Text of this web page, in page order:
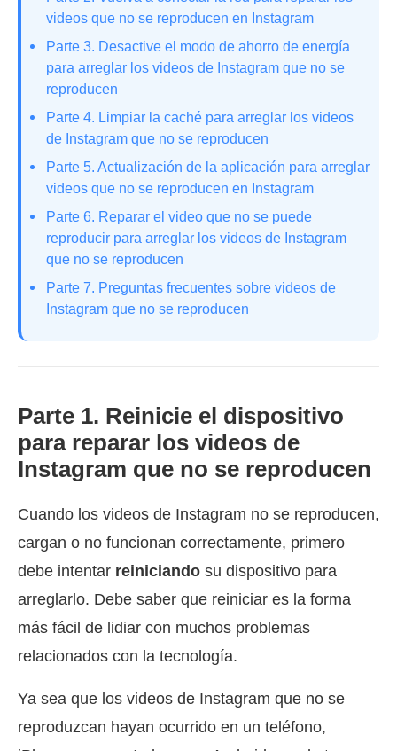
videos que no se reproducen en Instagram
Parte 3. Desactive el modo de ahorro de energía
para arreglar los videos de Instagram que no se
reproducen
Parte 4. Limpiar la caché para arreglar los videos
de Instagram que no se reproducen
Parte 5. Actualización de la aplicación para arreglar
videos que no se reproducen en Instagram
Parte 6. Reparar el video que no se puede
reproducir para arreglar los videos de Instagram
que no se reproducen
Parte 7. Preguntas frecuentes sobre videos de
Instagram que no se reproducen
Parte 1. Reinicie el dispositivo
para reparar los videos de
Instagram que no se reproducen
Cuando los videos de Instagram no se reproducen,
cargan o no funcionan correctamente, primero
debe intentar reiniciando su dispositivo para
arreglarlo. Debe saber que reiniciar es la forma
más fácil de lidiar con muchos problemas
relacionados con la tecnología.
Ya sea que los videos de Instagram que no se
reproduzcan hayan ocurrido en un teléfono,